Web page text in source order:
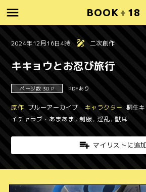
BOOK + 18
2024年12月16日4時 二次創作
キキョウとお忍び旅行
ページ数 30 P PDFあり
原作 ブルーアーカイブ キャラクター 桐生
イチャラブ・あまあま ,制服, 淫乱,獣耳
マイリストに追加